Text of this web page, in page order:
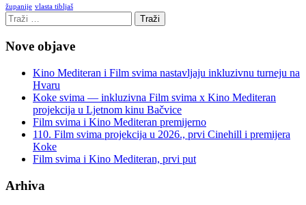
županije vlasta tibljaš
Nove objave
Kino Mediteran i Film svima nastavljaju inkluzivnu turneju na
Hvaru
Koke svima — inkluzivna Film svima x Kino Mediteran
projekcija u Ljetnom kinu Bačvice
Film svima i Kino Mediteran premijerno
110. Film svima projekcija u 2026., prvi Cinehill i premijera
Koke
Film svima i Kino Mediteran, prvi put
Arhiva